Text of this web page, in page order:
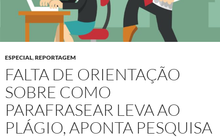
ESPECIAL,REPORTAGEM
FALTA DE ORIENTAÇÃO
SOBRE COMO
PARAFRASEAR LEVA AO
PLÁGIO, APONTA PESQUISA